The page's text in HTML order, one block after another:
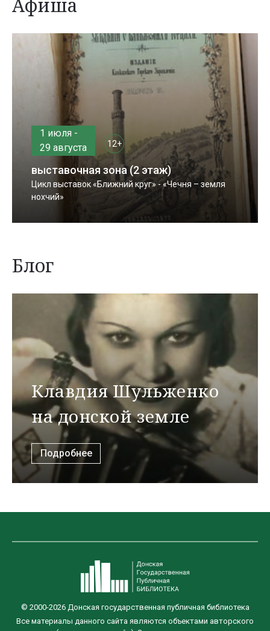
Афиша
1 июля -
29 августа
12+
выставочная зона (2 этаж)
Цикл выставок «Ближний круг» - «Чечня – земля
нохчий»
Блог
Клавдия Шульженко
на донской земле
Подробнее
© 2000-2026 Донская государственная публичная библиотека
Все материалы данного сайта являются объектами авторского